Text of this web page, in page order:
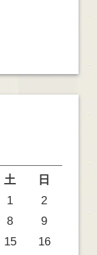
土
日
1
2
8
9
15
16